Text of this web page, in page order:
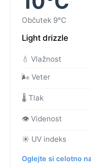
Občutek 9°C
Light drizzle
💧 Vlažnost
🌬️ Veter
🌡️ Tlak
👁️ Videnost
☀️ UV indeks
Oglejte si celotno